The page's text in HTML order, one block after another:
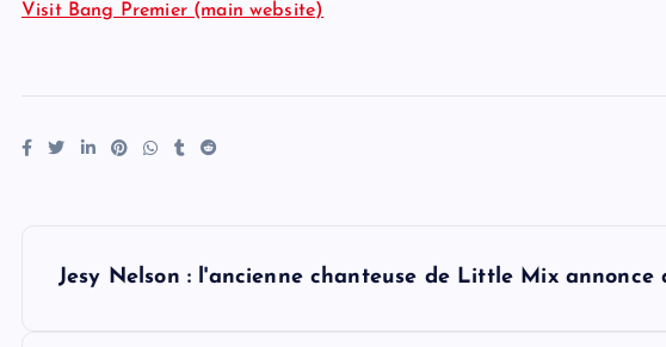
Visit Bang Premier (main website)
Jesy Nelson : l'ancienne chanteuse de Little Mix annonce